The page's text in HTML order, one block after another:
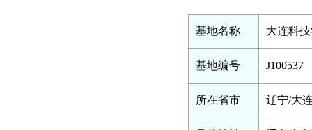
基地名称 大连科
基地编号 J100537
所在省市 辽宁/大